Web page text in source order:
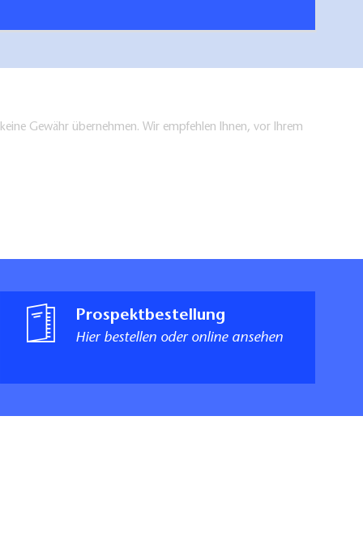
Gewähr übernehmen. Wir empfehlen Ihnen, vor Ihrem
Prospektbestellung
Hier bestellen oder online ansehen